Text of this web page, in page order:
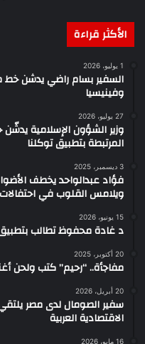
الأكثر قراءة
1 يوليو، 2026
السفير بسام راضي يدشن خط
وفينيسيا
27 يوليو، 2026
وزير الشؤون الإسلامية
المرتبطة بتطبيق توكلنا
3 ديسمبر، 2025
فؤاد عبدالواحد يخطف
ويلامس القلوب في احتفالات اليوم
15 يونيو، 2026
د غادة محفوظ تطالب
20 أكتوبر، 2025
مفاجأة.. “رحيم” كتب ولحن
20 أبريل، 2026
سفير الصومال لدى مصر
الاقتصادية العربية
16 مايو، 2026